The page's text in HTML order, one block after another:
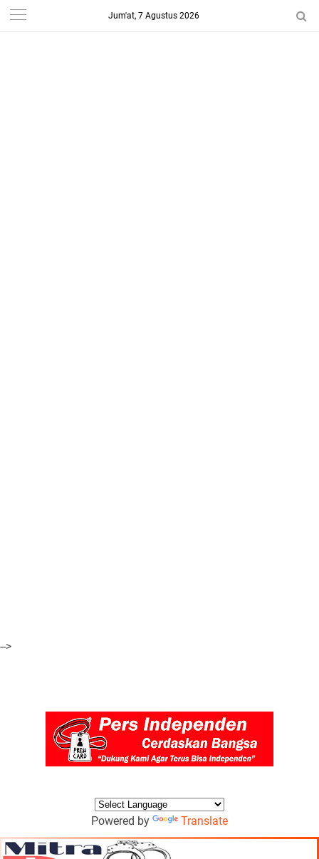
-->
Jum'at, 7 Agustus 2026
Powered by Translate